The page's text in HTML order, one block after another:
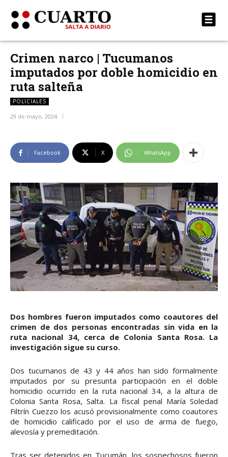
Crimen narco | Tucumanos
imputados por doble homicidio en
ruta salteña
POLICIALES
29 de mayo, 2024
Facebook X WhatsApp
Dos hombres fueron imputados como coautores del
crimen de dos personas encontradas sin vida en la
ruta nacional 34, cerca de Colonia Santa Rosa. La
investigación sigue su curso.
Dos tucumanos de 43 y 44 años han sido formalmente
imputados por su presunta participación en el doble
homicidio ocurrido en la ruta nacional 34, a la altura de
Colonia Santa Rosa, Salta. La fiscal penal María Soledad
Filtrín Cuezzo los acusó provisionalmente como coautores
de homicidio calificado por el uso de arma de fuego,
alevosía y premeditación.